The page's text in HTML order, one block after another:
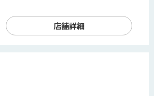
店舗詳細